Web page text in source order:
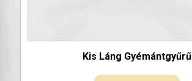
Kis Láng Gyémántgyűrű